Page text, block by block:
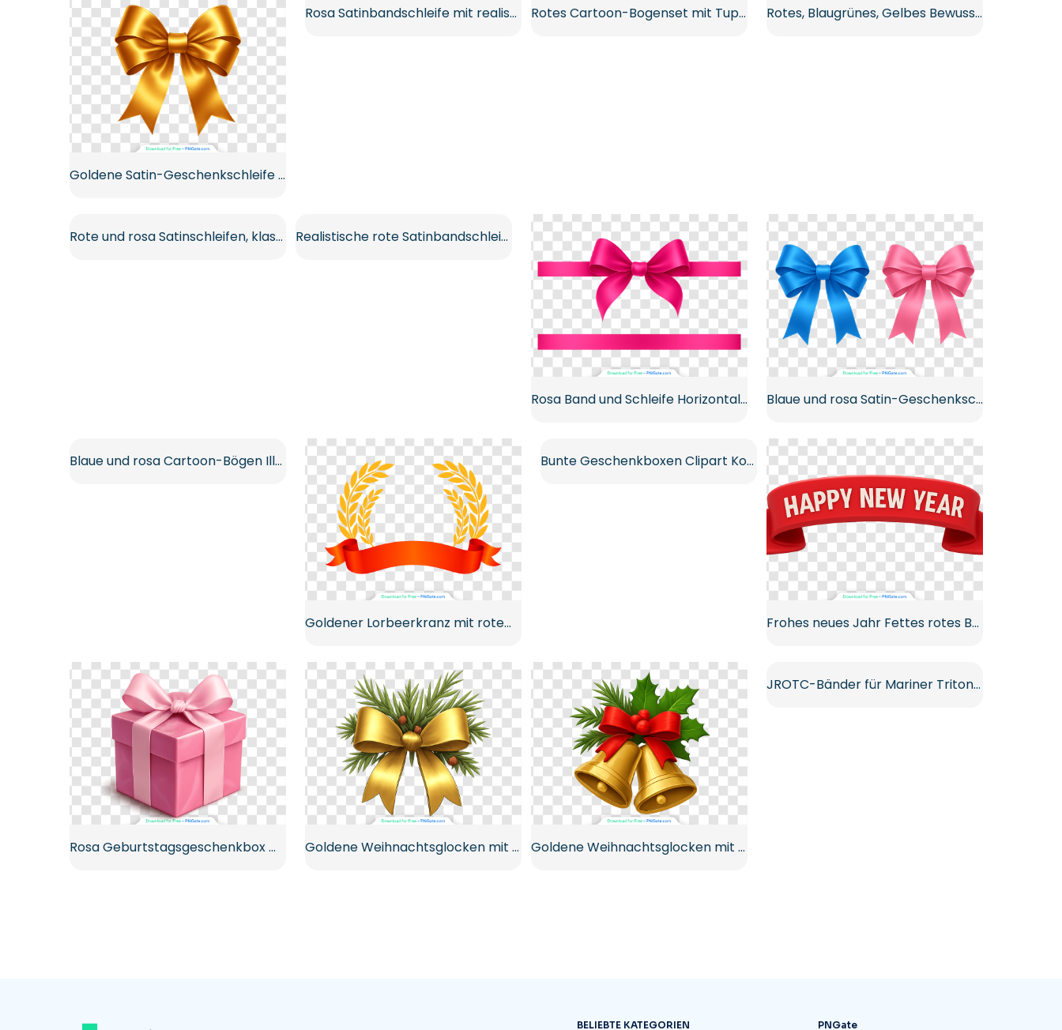
Goldene Satin-Geschenkschleife mit Doppelschleifen Kostenloses PNG
Rosa Satinbandschleife mit realistischer Textur Kostenloses PNG Rotes Cartoon-Bogenset mit Tupfen Kostenloses PNG Rotes, Blaugrünes, Gelbes Bewusstseinsbandset Kostenloses PNG
Rote und rosa Satinschleifen, klassisches und gepunktetes Muster, kostenloses PNG Realistische rote Satinbandschleife Geschenkdekoration Kostenlose PNG
Rosa Band und Schleife Horizontale Dekoration Kostenlose PNG Blaue und rosa Satin-Geschenkschleifen Kostenloses PNG
Blaue und rosa Cartoon-Bögen Illustration Kostenlose PNG
Goldener Lorbeerkranz mit rotem Bannerband Kostenloses PNG
Bunte Geschenkboxen Clipart Kostenlose PNG
Frohes neues Jahr Fettes rotes Band-Banner Kostenloses PNG
Rosa Geburtstagsgeschenkbox mit weicher Schleife Kostenloses PNG Goldene Weihnachtsglocken mit rotem Band und Kiefer Kostenloses PNG Goldene Weihnachtsglocken mit rotem Band und Kiefer Kostenloses PNG
JROTC-Bänder für Mariner Tritons – Kostenlose PNG-Bilder herunterladen
BELIEBTE KATEGORIEN PNGate